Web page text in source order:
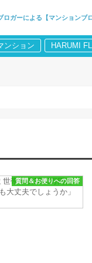
ロガーによる【マンションブ
ンション HARUMI
質問＆お便りへの回答